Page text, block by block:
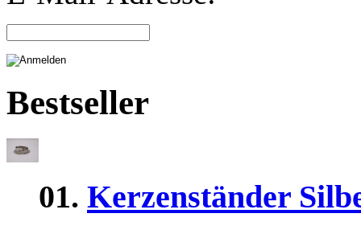
Bestseller
01. Kerzenständer